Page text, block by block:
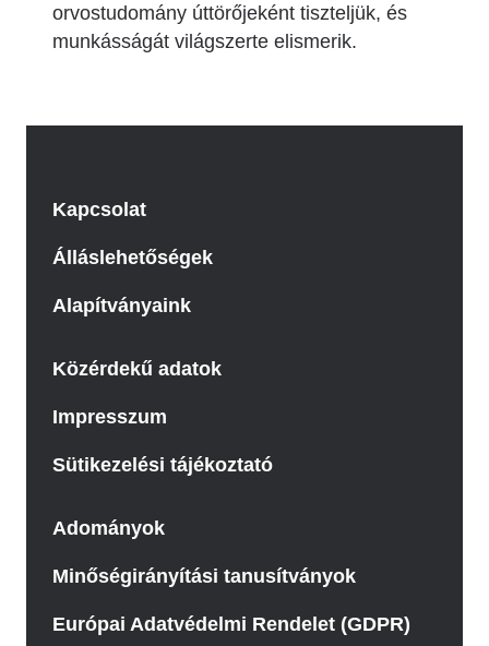
orvostudomány úttörőjeként tiszteljük, és
munkásságát világszerte elismerik.
Kapcsolat
Álláslehetőségek
Alapítványaink
Közérdekű adatok
Impresszum
Sütikezelési tájékoztató
Adományok
Minőségirányítási tanusítványok
Európai Adatvédelmi Rendelet (GDPR)